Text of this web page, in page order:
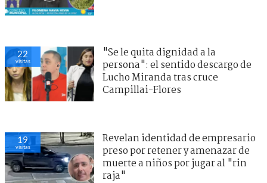
20
visitas
"Se le quita dignidad a la
persona": el sentido descargo de
Lucho Miranda tras cruce
Campillai-Flores
19
visitas
Revelan identidad de empresario
preso por retener y amenazar de
muerte a niños por jugar al "rin
raja"